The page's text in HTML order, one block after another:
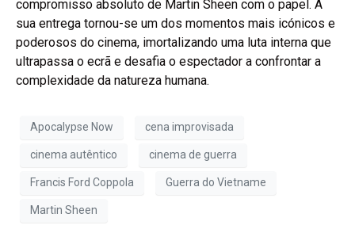
compromisso absoluto de Martin Sheen com o papel. A
sua entrega tornou-se um dos momentos mais icónicos e
poderosos do cinema, imortalizando uma luta interna que
ultrapassa o ecrã e desafia o espectador a confrontar a
complexidade da natureza humana.
Apocalypse Now cena improvisada
cinema autêntico cinema de guerra
Francis Ford Coppola Guerra do Vietname
Martin Sheen